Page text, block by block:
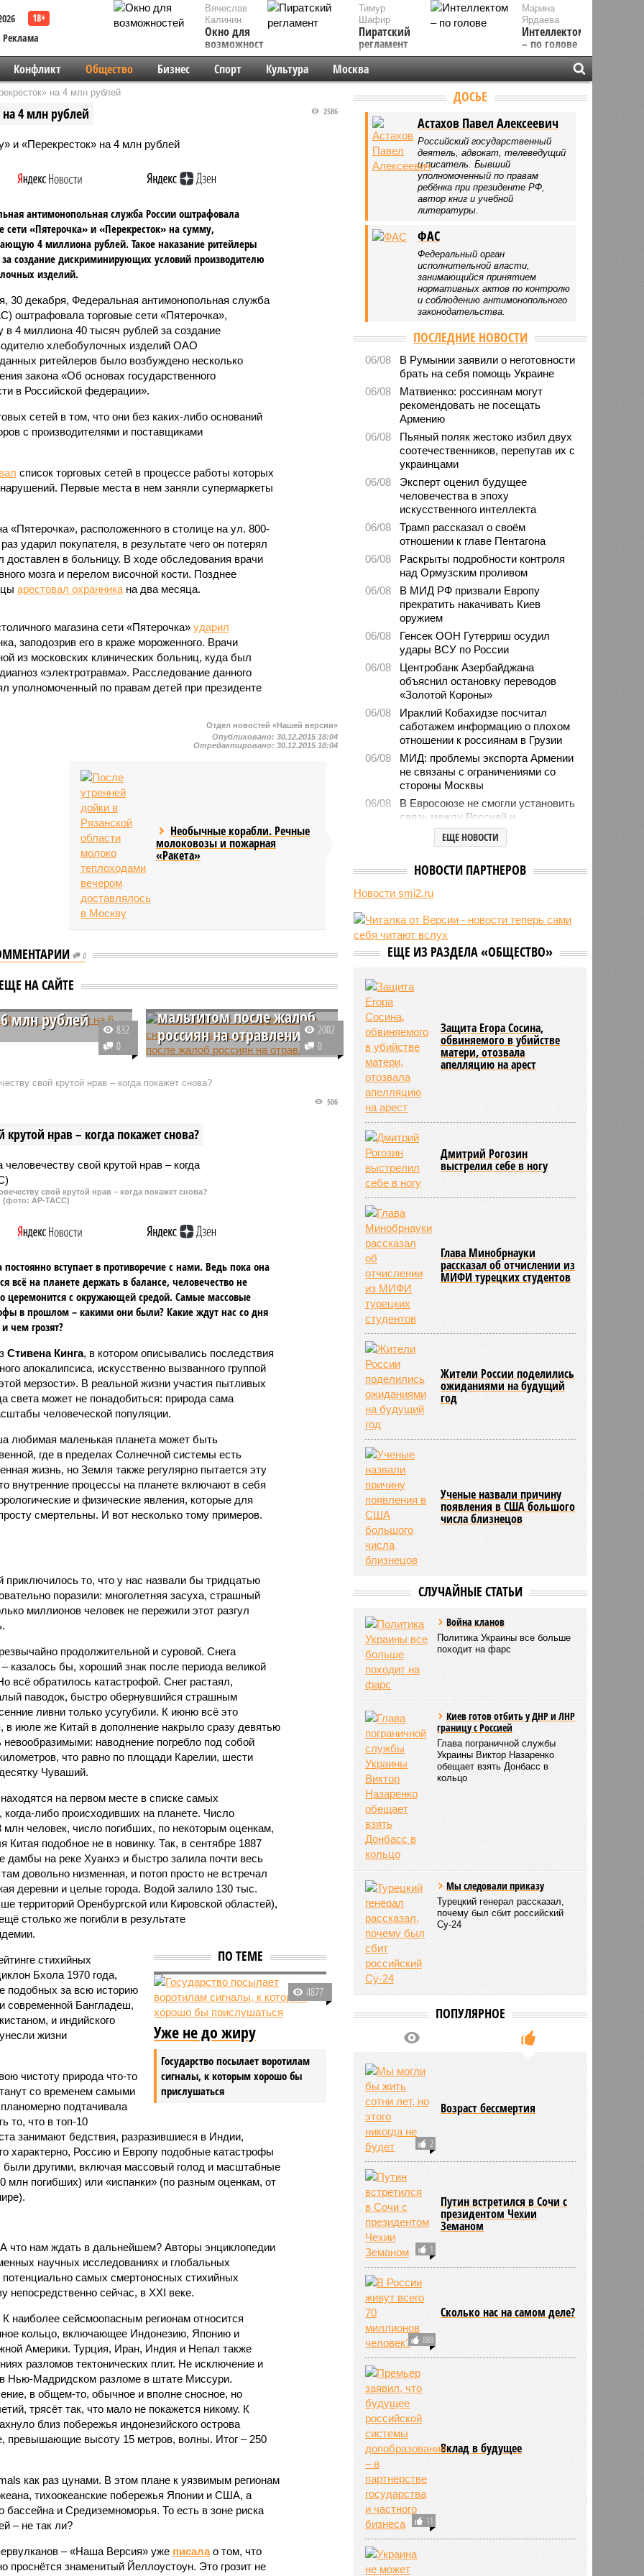
Реклама
Вячеслав
Калинин
Окно для
возможностей
Марина
Ярдаева
Интеллектом
– по голове
Тимур
Шафир
Пиратский
регламент
Конфликт Общество Бизнес Спорт Культура Москва
на 4 млн рублей
4 млн рублей 2586
антимонопольная служба России оштрафовала
сети «Пятерочка» и «Перекресток» на сумму,
4 миллиона рублей. Такое наказание ритейлеры
за создание дискриминирующих условий производителю
изделий.
30 декабря, Федеральная антимонопольная служба
оштрафовала торговые сети «Пятерочка»,
в 4 миллиона 40 тысяч рублей за создание
хлебобулочных изделий ОАО
ритейлеров было возбуждено несколько
закона «Об основах государственного
в Российской федерации».
сетей в том, что они без каких-либо оснований
с производителями и поставщиками
список торговых сетей в процессе работы которых
Первые места в нем заняли супермаркеты
«Пятерочка», расположенного в столице на ул. 800-
ударил покупателя, в результате чего он потерял
в больницу. В ходе обследования врачи
мозга и перелом височной кости. Позднее
арестовал охранникана два месяца.
магазина сети «Пятерочка» ударил
заподозрив его в краже мороженного. Врачи
из московских клинических больниц, куда был
«электротравма». Расследование данного
уполномоченный по правам детей при президенте
Отдел новостей «Нашей версии»
Опубликовано:30.12.2015 18:04
Отредактировано:30.12.2015 18:04
Необычные корабли. Речные
молоковозы и пожарная
«Ракета»
0
ЕЩЕ НА САЙТЕ
млн рублей
оштрафовал
по двум протоколам за
отношений. В
832
0
В «Пятерочке» и
«Перекрестке» сняли с
мальтитом после жалоб
россиян на отравления
После того, как покупатели
симптомы отравления после
«Пятерочке» и «Перекрестке»,
2002
0
свой крутой нрав – когда покажет снова?
нрав – когда покажет снова?
506
свой крутой нрав – когда покажет снова?
(фото: АР-ТАСС)
постоянно вступает в противоречие с нами. Ведь пока она
всё на планете держать в балансе, человечество не
церемонится с окружающей средой. Самые массовые
в прошлом – какими они были? Какие ждут нас со дня
чем грозят?
Стивена Кинга, в котором описывались последствия
апокалипсиса, искусственно вызванного группой
мерзости». В реальной жизни участия пытливых
света может не понадобиться: природа сама
человеческой популяции.
любимая маленькая планета может быть
где в пределах Солнечной системы есть
жизнь, но Земля также регулярно пытается эту
внутренние процессы на планете включают в себя
и физические явления, которые для
смертельны. И вот несколько тому примеров.
то, что у нас назвали бы тридцатью
поразили: многолетняя засуха, страшный
миллионов человек не пережили этот разгул
продолжительной и суровой. Снега
казалось бы, хороший знак после периода великой
всё обратилось катастрофой. Снег растаял,
паводок, быстро обернувшийся страшным
ливни только усугубили. К июню всё это
в июле же Китай в дополнение накрыло сразу девятью
наводнение погребло под собой
что равно по площади Карелии, шести
Чуваший.
на первом месте в списке самых
либо происходивших на планете. Число
млн человек, число погибших, по некоторым оценкам,
подобное не в новинку. Так, в сентябре 1887
дамбы на реке Хуанхэ и быстро залила почти весь
довольно низменная, и потоп просто не встречал
деревни и целые города. Водой залило 130 тыс.
территорий Оренбургской или Кировской областей),
столько же погибли в результате
ПО ТЕМЕ
4877
Уже не до жиру
Государство посылает воротилам
сигналы, к которым хорошо бы
прислушаться
стихийных
Бхола 1970 года,
за всю историю
современной Бангладеш,
и индийского
жизни
чистоту природа что-то
со временем самыми
подтачивала
то, что в топ-10
занимают бедствия, разразившиеся в Индии,
характерно, Россию и Европу подобные катастрофы
были другими, включая массовый голод и масштабные
млн погибших) или «испанки» (по разным оценкам, от
что нам ждать в дальнейшем? Авторы энциклопедии
научных исследованиях и глобальных
потенциально самых смертоносных стихийных
непосредственно сейчас, в XXI веке.
наиболее сейсмоопасным регионам относится
кольцо, включающее Индонезию, Японию и
Америки. Турция, Иран, Индия и Непал также
разломов тектонических плит. Не исключение и
Нью-Мадридском разломе в штате Миссури.
в общем-то, обычное и вполне сносное, но
трясёт так, что мало не покажется никому. К
близ побережья индонезийского острова
превышающие высоту 15 метров, волны. Итог – 250
как раз цунами. В этом плане к уязвимым регионам
тихо­океанские побережья Японии и США, а
бассейна и Средиземноморья. То есть в зоне риска
– не так ли?
– «Наша Версия» уже писалао том, что
проснётся знаменитый Йеллоустоун. Это грозит не
ДОСЬЕ
Астахов Павел Алексеевич
Российский государственный
деятель, адвокат, телеведущий
и писатель. Бывший
уполномоченный по правам
ребёнка при президенте РФ,
автор книг и учебной
литературы.
ФАС
Федеральный орган
исполнительной власти,
занимающийся принятием
нормативных актов по контролю
и соблюдению антимонопольного
законодательства.
ПОСЛЕДНИЕ НОВОСТИ
06/08
В Румынии заявили о неготовности
брать на себя помощь Украине
06/08
Матвиенко: россиянам могут
рекомендовать не посещать
Армению
06/08
Пьяный поляк жестоко избил двух
соотечественников, перепутав их с
украинцами
06/08
Эксперт оценил будущее
человечества в эпоху
искусственного интеллекта
06/08
Трамп рассказал о своём
отношении к главе Пентагона
06/08
Раскрыты подробности контроля
над Ормузским проливом
06/08
В МИД РФ призвали Европу
прекратить накачивать Киев
оружием
06/08
Генсек ООН Гутерриш осудил
удары ВСУ по России
06/08
Центробанк Азербайджана
объяснил остановку переводов
«Золотой Короны»
06/08
Ираклий Кобахидзе посчитал
саботажем информацию о плохом
отношении к россиянам в Грузии
06/08
МИД: проблемы экспорта Армении
не связаны с ограничениями со
стороны Москвы
06/08
В Евросоюзе не смогли установить
связь между Россией и
миграционным кризисом в Сеуте
Ямпольская объяснила причины
ведущие вузы страны
06/08
Euractiv: закрытие границы с
экономики Финляндии
06/08
Минобрнауки осенью примет
решение о правилах приёма на
ЕЩЕ НОВОСТИ
НОВОСТИ ПАРТНЕРОВ
Новости smi2.ru
ЕЩЕ ИЗ РАЗДЕЛА «ОБЩЕСТВО»
Защита Егора Сосина,
обвиняемого в убийстве
матери, отозвала
апелляцию на арест
Дмитрий Рогозин
выстрелил себе в ногу
Глава Минобрнауки
рассказал об отчислении из
МИФИ турецких студентов
Жители России поделились
ожиданиями на будущий
год
Ученые назвали причину
появления в США большого
числа близнецов
СЛУЧАЙНЫЕ СТАТЬИ
Война кланов
Политика Украины все больше
походит на фарс
Киев готов отбить у ДНР и ЛНР
границу с Россией
Глава пограничной службы
Украины Виктор Назаренко
обещает взять Донбасс в
кольцо
Мы следовали приказу
Турецкий генерал рассказал,
почему был сбит российский
Су-24
ПОПУЛЯРНОЕ
2
Возраст бессмертия
1
Путин встретился в Сочи с
президентом Чехии
Земаном
888
Сколько нас на самом деле?
11
Вклад в будущее